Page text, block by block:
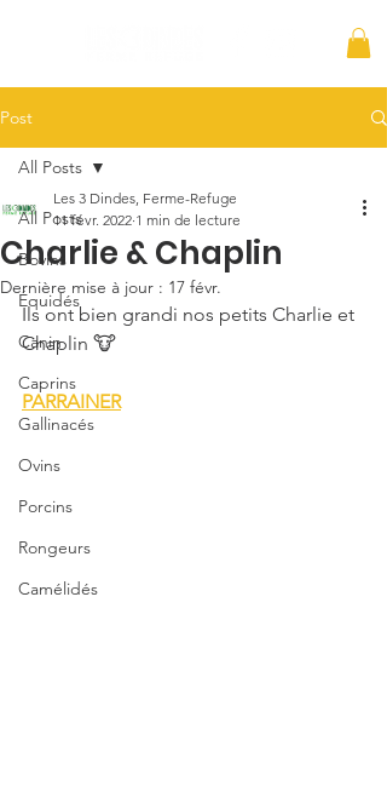
Post
All Posts
Bovins
Équidés
Canin
Caprins
Gallinacés
Ovins
Porcins
Rongeurs
Camélidés
All Posts
Charlie & Chaplin
Les 3 Dindes, Ferme-Refuge
11 févr. 2022 1 min de lecture
Dernière mise à jour : 17 févr.
Ils ont bien grandi nos petits Charlie et
Chaplin 🐮
PARRAINER